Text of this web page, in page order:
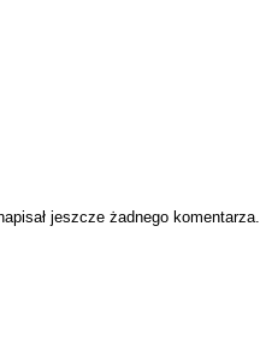
jeszcze żadnego komentarza.